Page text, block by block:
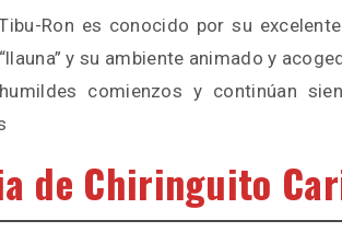
Ron es conocido por su
y su ambiente animado y
comienzos y continúan
de Chiringuito